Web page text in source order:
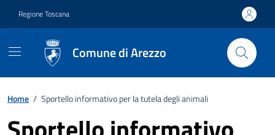
Regione Toscana
Comune di Arezzo
Home / Sportello informativo per la tutela degli animali